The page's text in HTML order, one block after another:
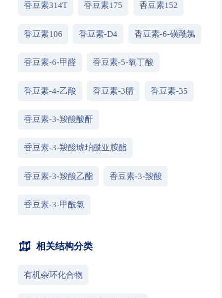
香豆素314T 香豆素175 香豆素152
香豆素106 香豆素-D4 香豆素-6-磺酰氯
香豆素-6-甲醛 香豆素-5-氧丁酸
香豆素-4-乙酸 香豆素-3腈 香豆素-35
香豆素-3-羧酸酸酐
香豆素-3-羧酸琥珀酰亚胺酯
香豆素-3-羧酸乙酯 香豆素-3-羧酸
香豆素-3-甲酰氯
相关结构分类
有机杂环化合物